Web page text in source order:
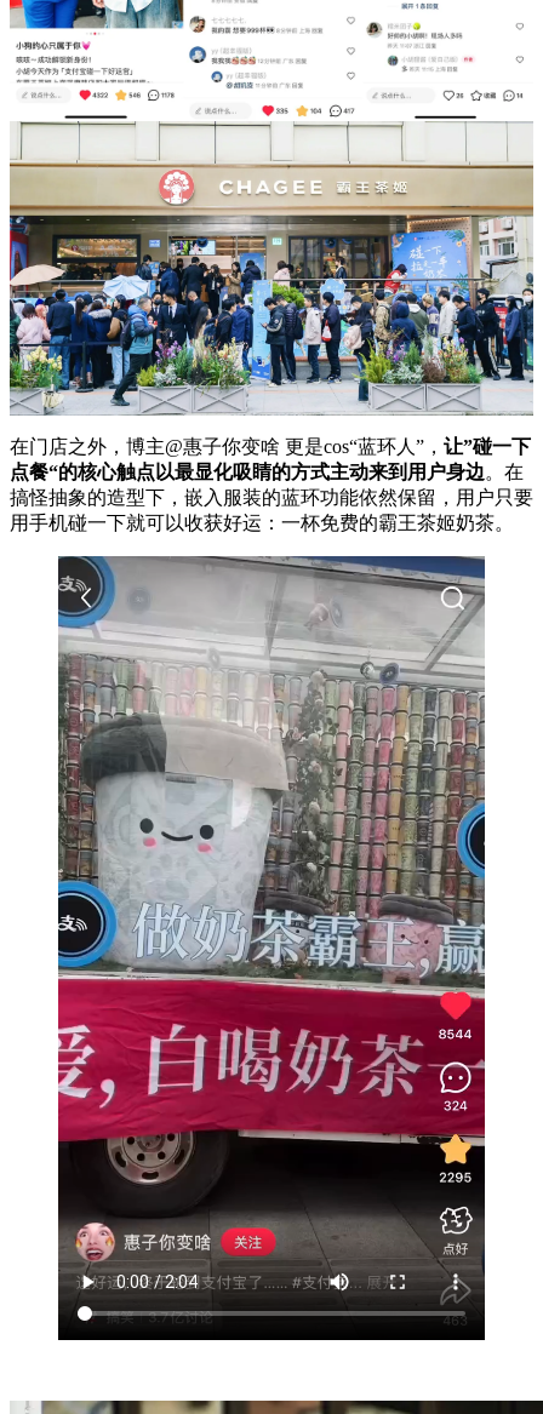
在门店之外，博主@惠子你变啥 更是cos“蓝环人”， 让”碰一下
点餐“的核心触点以最显化吸睛的方式主动来到用户身边。在
搞怪抽象的造型下，嵌入服装的蓝环功能依然保留，用户只要
用手机碰一下就可以收获好运：一杯免费的霸王茶姬奶茶。